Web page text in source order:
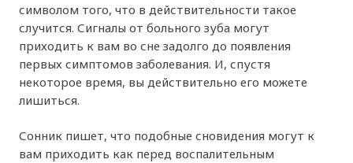
символом того, что в действительности такое
случится. Сигналы от больного зуба могут
приходить к вам во сне задолго до появления
первых симптомов заболевания. И, спустя
некоторое время, вы действительно его можете
лишиться.
Сонник пишет, что подобные сновидения могут к
вам приходить как перед воспалительным